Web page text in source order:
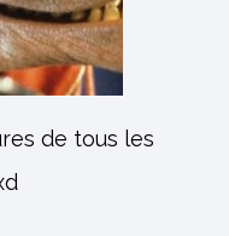
de tous les